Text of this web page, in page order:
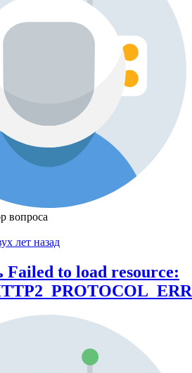
вопроса
лет назад
to load resource: